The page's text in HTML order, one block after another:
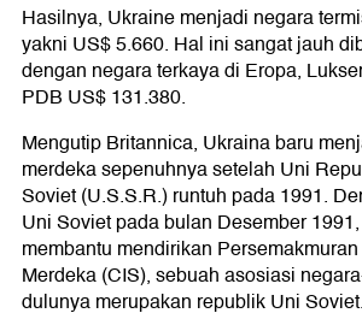
Hasilnya, Ukraine menjadi negara
yakni US$ 5.660. Hal ini sangat jauh
dengan negara terkaya di Eropa,
PDB US$ 131.380.
Mengutip Britannica, Ukraina baru
merdeka sepenuhnya setelah Uni
Soviet (U.S.S.R.) runtuh pada 1991.
Uni Soviet pada bulan Desember
membantu mendirikan
Merdeka (CIS), sebuah asosiasi
dulunya merupakan republik Uni Soviet.